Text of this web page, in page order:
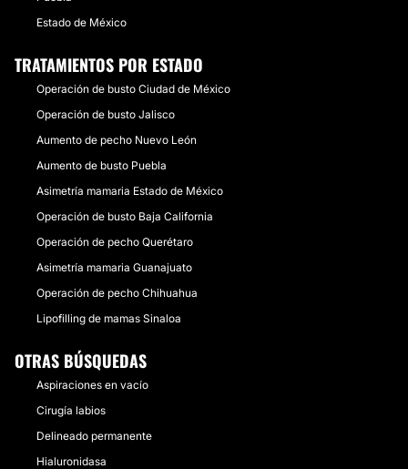
Estado de México
TRATAMIENTOS POR ESTADO
Operación de busto Ciudad de México
Operación de busto Jalisco
Aumento de pecho Nuevo León
Aumento de busto Puebla
Asimetría mamaria Estado de México
Operación de busto Baja California
Operación de pecho Querétaro
Asimetría mamaria Guanajuato
Operación de pecho Chihuahua
Lipofilling de mamas Sinaloa
OTRAS BÚSQUEDAS
Aspiraciones en vacío
Cirugía labios
Delineado permanente
Hialuronidasa